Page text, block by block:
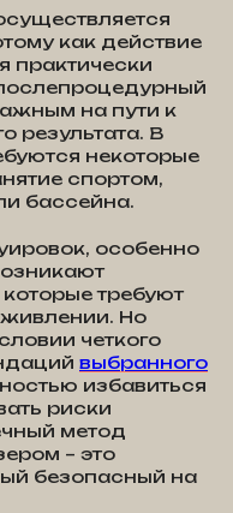
как действие
практически
на пути к
результата. В
некоторые
спортом,
бассейна.
особенно
требуют
Но
четкого
выбранного
избавиться
риски
метод
– это
безопасный на